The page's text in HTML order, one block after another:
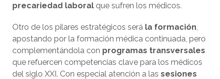
precariedad laboral que sufren los médicos.
Otro de los pilares estratégicos será la formación
apostando por la formación médica continuada, pero
complementándola con programas transversales
que refuercen competencias clave para los médicos
del siglo XXI. Con especial atención a las sesiones